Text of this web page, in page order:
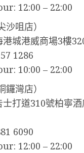
12:00 – 22:00
咀店）
港城港威商場3樓
1286
10:00 – 22:00
灣店）
打道310號柏寧
6090
12:00 – 22:00